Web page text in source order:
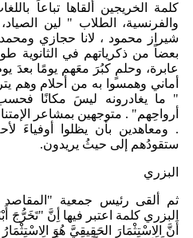
كلمة الخريجين ألقاها تباعاً
والفرنسية، الطلاب " لين
شيراز محمود ، لانا حجازي
بعضاً من ذكرياتهم في
عابرة، وحلمٍ كبُرَ معَهم يومًا بعدَ
أماني وهمسوا به من أحلام وهم
" ما يغادرونه ليسَ مكانًا
أرواحِهم" . متوجهين بمشاعر
. ومعاهدين بأن يظلوا أوفياءَ
ستقودُهم إلى حيثُ يريدون.
البزري
ثم ألقى رئيس جمعية "المقاصد
البزري كلمة اعتبر فيها أِنَّ "تَخَرُّجَ
أَنَّ الِاسْتِثْمَارَ الحَقِيقِيَّ هُوَ